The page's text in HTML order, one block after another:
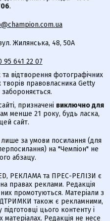
.
Жилянська, 48, 50А
95 641 22 07
відтворення фотографічних
творів правовласника Getty
призначені виключно для
менше 21 року, будь ласка,
сайт.
лише за умови посилання (для
на "Чемпіон" не
абзацу.
РЕКЛАМА та ПРЕС-РЕЛІЗИ є
правах реклами. Редакція
промотуються. Матеріали з
також є рекламними,
цього контенту і
матеріалах. Редакція не несе